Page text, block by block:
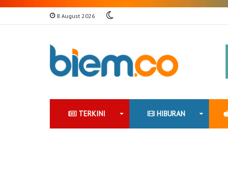
8 August 2026
TERKINI HIBURAN